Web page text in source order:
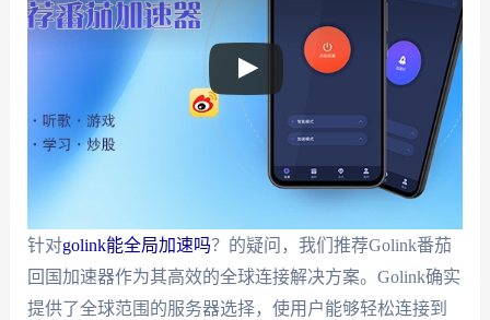
针对golink能全局加速吗？的疑问，我们推荐Golink番茄
回国加速器作为其高效的全球连接解决方案。Golink确实
提供了全球范围的服务器选择，使用户能够轻松连接到